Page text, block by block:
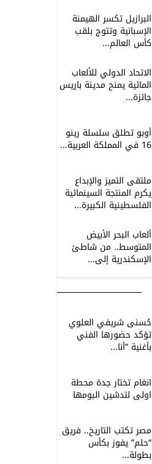
البرازيل تكسر الهيمنة
الإسبانية وتتوج بلقب
كأس العالم...
الاتحاد الدولي للألعاب
المائية يمنح مدينة باريس
جائزة...
أوبو تطلق سلسلة رينو
16 في المملكة العربية...
ملتقى التميز والإبداع
يكرم المنتجة السينمائية
الفلسطينية الكبيرة...
ألعاب البحر الأبيض
المتوسط.. من شاطئ
الإسكندرية إلى...
حُسنى شريفي العلوي
تؤكد حضورها الفني
بأغنية ”أنا...
انغام تختار جدة محطة
اولى لتدشين البومها
مصر تكتب التاريخ.. فريق
“حلم” يفوز بكأس
بطولة...